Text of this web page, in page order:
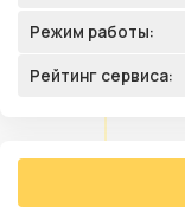
Режим работы:
Рейтинг сервиса: